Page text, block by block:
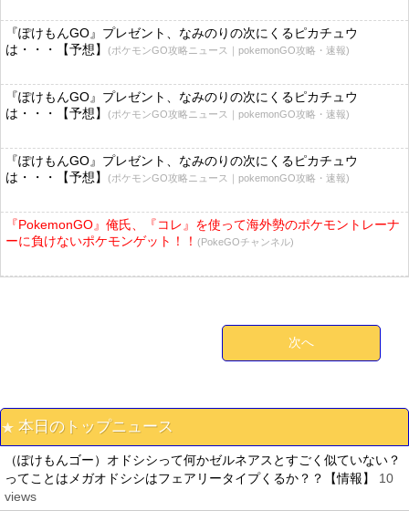
『ぽけもんGO』プレゼント、なみのりの次にくるピカチュウ
は・・・【予想】
(ポケモンGO攻略ニュース｜pokemonGO攻略・速報)
『ぽけもんGO』プレゼント、なみのりの次にくるピカチュウ
は・・・【予想】
(ポケモンGO攻略ニュース｜pokemonGO攻略・速報)
『ぽけもんGO』プレゼント、なみのりの次にくるピカチュウ
は・・・【予想】
(ポケモンGO攻略ニュース｜pokemonGO攻略・速報)
『PokemonGO』俺氏、『コレ』を使って海外勢のポケモントレーナ
ーに負けないポケモンゲット！！ (PokeGOチャンネル)
次へ
本日のトップニュース
（ぽけもんゴー）オドシシって何かゼルネアスとすごく似ていない？
ってことはメガオドシシはフェアリータイプくるか？？【情報】
10
views